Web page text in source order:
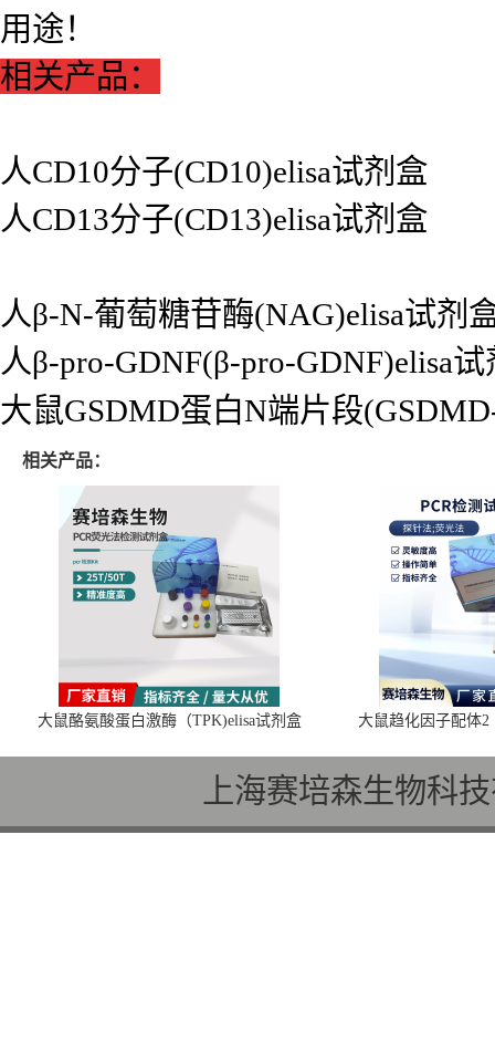
用途！
相关产品：
人CD10分子(CD10)elisa试剂盒
人CD13分子(CD13)elisa试剂盒
人β-N-葡萄糖苷酶(NAG)elisa试剂
人β-pro-GDNF(β-pro-GDNF)elisa
大鼠GSDMD蛋白N端片段
相关产品：
大鼠酪氨酸蛋白激酶（TPK)elisa试剂盒 大鼠趋化因子配体2
上海赛培森生物科